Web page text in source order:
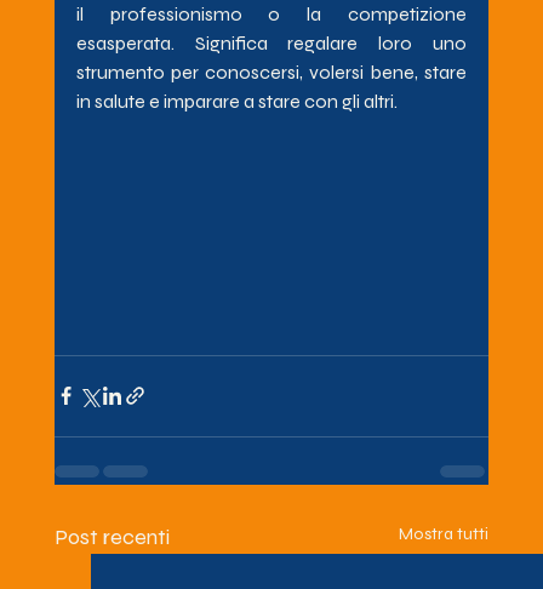
il professionismo o la competizione
esasperata. Significa regalare loro uno
strumento per conoscersi, volersi bene, stare
in salute e imparare a stare con gli altri.
Post recenti Mostra tutti